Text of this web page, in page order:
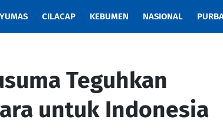
CILACAP KEBUMEN NASIONAL
Teguhkan
untuk Indonesia